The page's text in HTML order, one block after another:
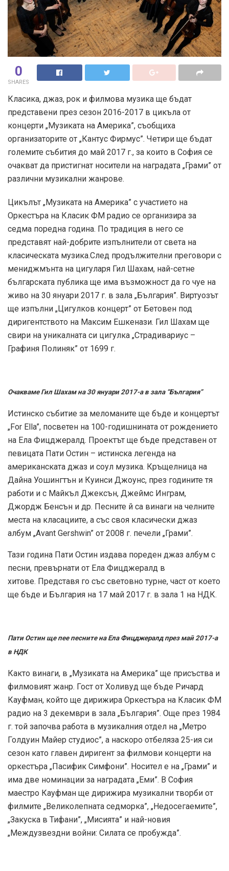
0
SHARES
Класика, джаз, рок и филмова музика ще бъдат
представени през сезон 2016-2017 в цикъла от
концерти „Музиката на Америка”, съобщиха
организаторите от „Кантус Фирмус”. Четири ще бъдат
големите събития до май 2017 г., за които в София се
очакват да пристигнат носители на наградата „Грами” от
различни музикални жанрове.
Цикълът „Музиката на Америка” с участието на
Оркестъра на Класик ФМ радио се организира за
седма поредна година. По традиция в него се
представят най-добрите изпълнители от света на
класическата музика.След продължителни преговори с
мениджмънта на цигуларя Гил Шахам, най-сетне
българската публика ще има възможност да го чуе на
живо на 30 януари 2017 г. в зала „България”. Виртуозът
ще изпълни „Цигулков концерт” от Бетовен под
диригентството на Максим Ешкенази. Гил Шахам ще
свири на уникалната си цигулка „Страдивариус –
Графиня Полиняк” от 1699 г.
Очакваме Гил Шахам на 30 януари 2017-а в зала “България”
Истинско събитие за меломаните ще бъде и концертът
„For Ella”, посветен на 100-годишнината от рождението
на Ела Фицджералд. Проектът ще бъде представен от
певицата Пати Остин – истинска легенда на
американската джаз и соул музика. Кръщелница на
Дайна Уошингтън и Куинси Джоунс, през годините тя
работи и с Майкъл Джексън, Джеймс Инграм,
Джордж Бенсън и др. Песните й са винаги на челните
места на класациите, а със своя класически джаз
албум „Avant Gershwin” от 2008 г. печели „Грами”.
Тази година Пати Остин издава пореден джаз албум с
песни, превърнати от Ела Фицджералд в
хитове. Представя го със световно турне, част от което
ще бъде и България на 17 май 2017 г. в зала 1 на НДК.
Пати Остин ще пее песните на Ела Фицджералд през май 2017-а
в НДК
Както винаги, в „Музиката на Америка” ще присъства и
филмовият жанр. Гост от Холивуд ще бъде Ричард
Кауфман, който ще дирижира Оркестъра на Класик ФМ
радио на 3 декември в зала „България”. Още през 1984
г. той започва работа в музикалния отдел на „Метро
Голдуин Майер студиос”, а наскоро отбеляза 25-ия си
сезон като главен диригент за филмови концерти на
оркестъра „Пасифик Симфони”. Носител е на „Грами” и
има две номинации за наградата „Еми”. В София
маестро Кауфман ще дирижира музикални творби от
филмите „Великолепната седморка”, „Недосегаемите”,
„Закуска в Тифани”, „Мисията” и най-новия
„Междузвездни войни: Силата се пробужда”.